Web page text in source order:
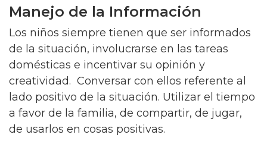
Manejo de la Información
Los niños siempre tienen que ser informados
de la situación, involucrarse en las tareas
domésticas e incentivar su opinión y
creatividad. Conversar con ellos referente al
lado positivo de la situación. Utilizar el tiempo
a favor de la familia, de compartir, de jugar,
de usarlos en cosas positivas.